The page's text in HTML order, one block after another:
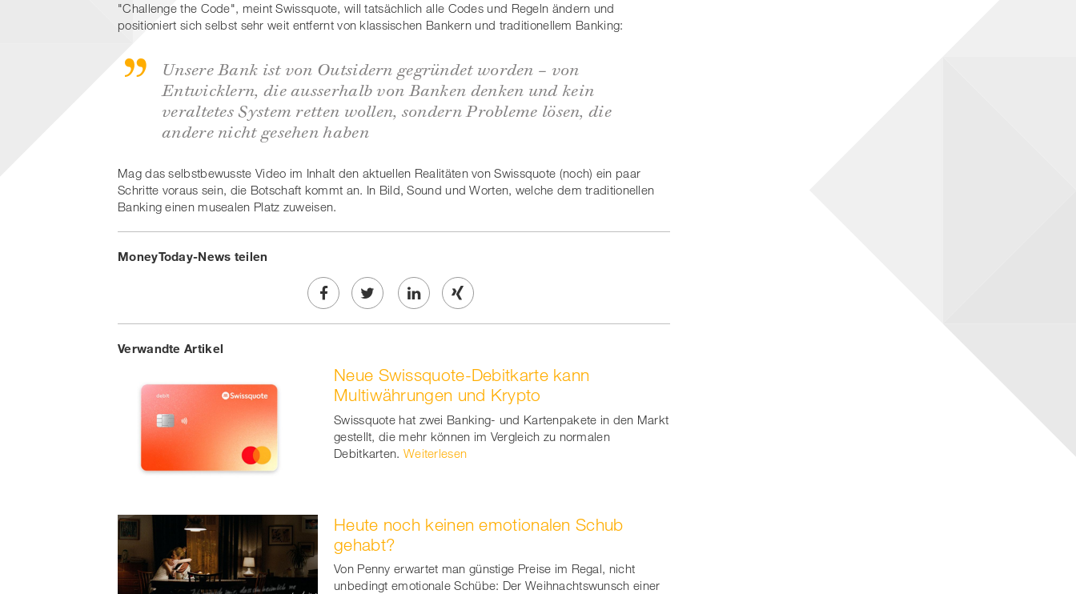
"Challenge the Code", meint Swissquote, will tatsächlich alle Codes und Regeln ändern und
positioniert sich selbst sehr weit entfernt von klassischen Bankern und traditionellem Banking:
Unsere Bank ist von Outsidern gegründet worden – von
Entwicklern, die ausserhalb von Banken denken und kein
veraltetes System retten wollen, sondern Probleme lösen, die
andere nicht gesehen haben
Mag das selbstbewusste Video im Inhalt den aktuellen Realitäten von Swissquote (noch) ein paar
Schritte voraus sein, die Botschaft kommt an. In Bild, Sound und Worten, welche dem traditionellen
Banking einen musealen Platz zuweisen.
MoneyToday-News teilen
Share
Facebook
Twe
on
twitt
er
Share
linkedin
Share
Xing
Verwandte Artikel
Neue Swissquote-Debitkarte kann
Multiwährungen und Krypto
Swissquote hat zwei Banking- und Kartenpakete in den Markt
gestellt, die mehr können im Vergleich zu normalen
Debitkarten. Weiterlesen
Heute noch keinen emotionalen Schub
gehabt?
Von Penny erwartet man günstige Preise im Regal, nicht
unbedingt emotionale Schübe: Der Weihnachtswunsch einer